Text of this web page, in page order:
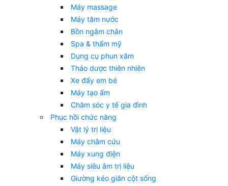
Máy massage
Máy tăm nước
Bồn ngâm chân
Spa & thẩm mỹ
Dụng cụ phun xăm
Thảo dược thiên nhiên
Xe đẩy em bé
Máy tạo ẩm
Chăm sóc y tế gia đình
Phục hồi chức năng
Vật lý trị liệu
Máy châm cứu
Máy xung điện
Máy siêu âm trị liệu
Giường kéo giãn cột sống